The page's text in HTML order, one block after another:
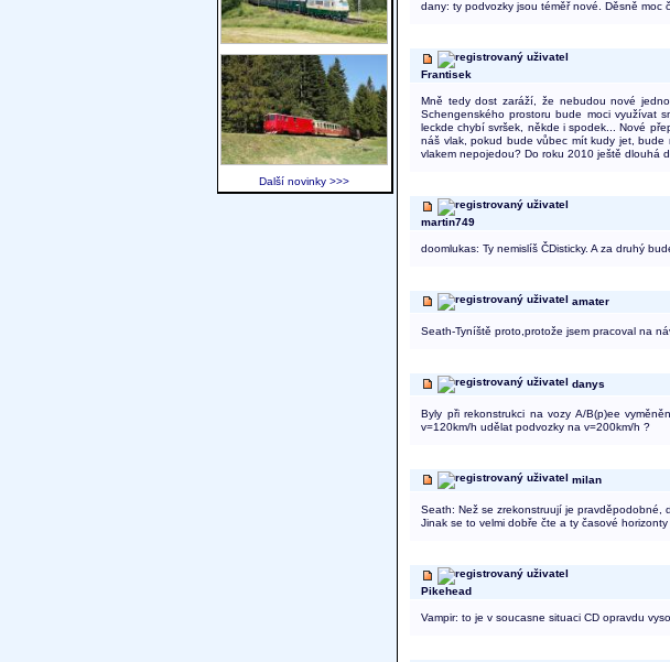
dany: ty podvozky jsou téměř nové. Děsně moc
Frantisek
Mně tedy dost zaráží, že nebudou nové
Schengenského prostoru bude moci využívat
leckde chybí svršek, někde i spodek... Nové
náš vlak, pokud bude vůbec mít kudy jet,
vlakem nepojedou? Do roku 2010 ještě dlouhá
martin749
doomlukas: Ty nemislíš ČDisticky. A za druhý
amater
Seath-Tyníště proto,protože jsem pracoval na
danys
Byly při rekonstrukci na vozy A/B(p)ee
v=120km/h udělat podvozky na v=200km/h ?
milan
Seath: Než se zrekonstruují je pravděpodobné,
Jinak se to velmi dobře čte a ty časové
Pikehead
Vampir: to je v soucasne situaci CD opravdu
Další novinky >>>